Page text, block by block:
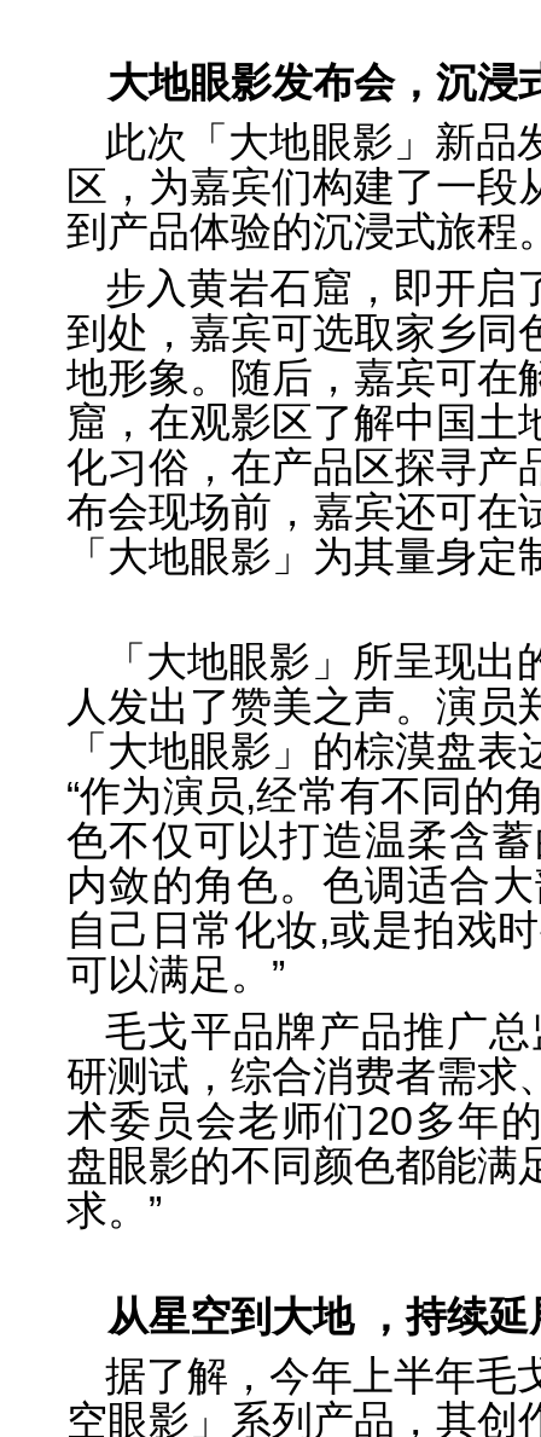
大地眼影发布会，沉浸
此次「大地眼影」新品
区，为嘉宾们构建了一段
到产品体验的沉浸式旅程
步入黄岩石窟，即开启
到处，嘉宾可选取家乡同
地形象。随后，嘉宾可在
窟，在观影区了解中国土
化习俗，在产品区探寻产
布会现场前，嘉宾还可在
「大地眼影」为其量身定
「大地眼影」所呈现
人发出了赞美之声。演员
「大地眼影」的棕漠盘
“作为演员,经常有不同 的
色不仅可以打造温柔含
内敛的角色。色调适合
自己 日常化妆,或是拍戏
可以满足 。”
毛戈平品牌产品推广
研测试，综合消费者需求
术委员会老师们20多年
盘眼影的不同颜色都能满
求。”
从星空到大地 ，持续
据了解，今年上半年毛
空眼影」系列产品，其创